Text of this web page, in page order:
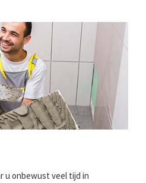
u onbewust veel tijd in